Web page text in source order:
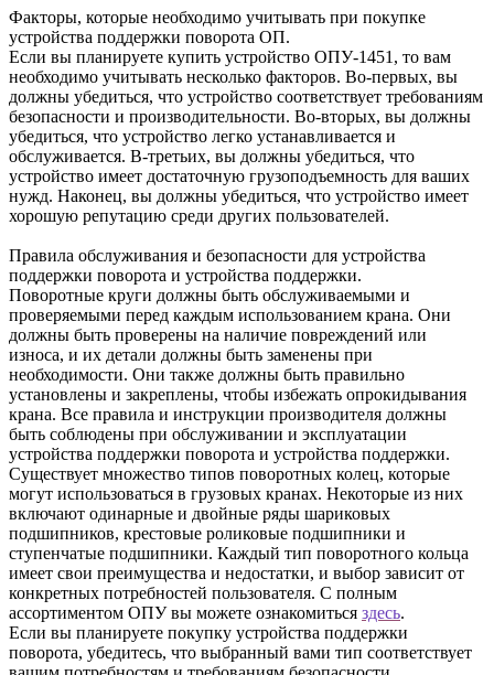
Факторы, которые необходимо учитывать при покупке
устройства поддержки поворота ОП.
Если вы планируете купить устройство ОПУ-1451, то вам
необходимо учитывать несколько факторов. Во-первых, вы
должны убедиться, что устройство соответствует требованиям
безопасности и производительности. Во-вторых, вы должны
убедиться, что устройство легко устанавливается и
обслуживается. В-третьих, вы должны убедиться, что
устройство имеет достаточную грузоподъемность для ваших
нужд. Наконец, вы должны убедиться, что устройство имеет
хорошую репутацию среди других пользователей.
Правила обслуживания и безопасности для устройства
поддержки поворота и устройства поддержки.
Поворотные круги должны быть обслуживаемыми и
проверяемыми перед каждым использованием крана. Они
должны быть проверены на наличие повреждений или
износа, и их детали должны быть заменены при
необходимости. Они также должны быть правильно
установлены и закреплены, чтобы избежать опрокидывания
крана. Все правила и инструкции производителя должны
быть соблюдены при обслуживании и эксплуатации
устройства поддержки поворота и устройства поддержки.
Существует множество типов поворотных колец, которые
могут использоваться в грузовых кранах. Некоторые из них
включают одинарные и двойные ряды шариковых
подшипников, крестовые роликовые подшипники и
ступенчатые подшипники. Каждый тип поворотного кольца
имеет свои преимущества и недостатки, и выбор зависит от
конкретных потребностей пользователя. С полным
ассортиментом ОПУ вы можете ознакомиться здесь.
Если вы планируете покупку устройства поддержки
поворота, убедитесь, что выбранный вами тип соответствует